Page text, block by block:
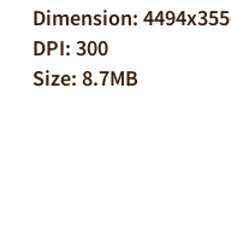
Dimension:
DPI: 300
Size: 8.7MB